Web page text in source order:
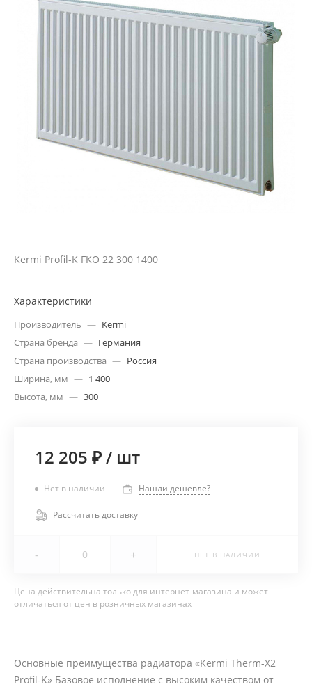
Kermi Profil-K FKO 22 300 1400
Характеристики
Производитель — Kermi
Страна бренда — Германия
Страна производства — Россия
Ширина, мм — 1 400
Высота, мм — 300
12 205 ₽/ шт
Нет в наличии Нашли дешевле?
Рассчитать доставку
- + НЕТ В НАЛИЧИИ
Цена действительна только для интернет-магазина и может
отличаться от цен в розничных магазинах
Основные преимущества радиатора «Kermi Therm-X2
Profil-K» Базовое исполнение с высоким качеством от